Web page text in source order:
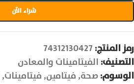
شراء الآن
رمز المنتج: 74312130427
التصنيف: الفيتامينات والمعادن
الوسوم:صحة, فيتامين, فيتامينات,